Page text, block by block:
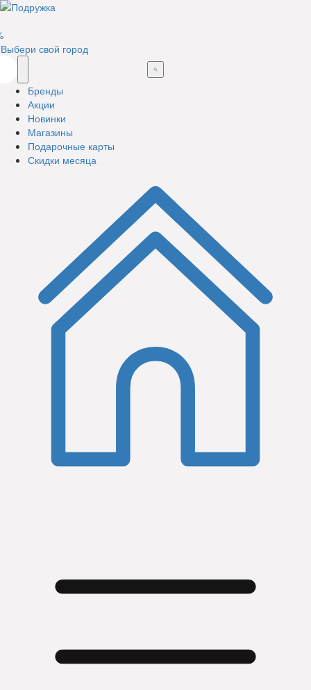
Выбери свой город
Бренды
Акции
Новинки
Магазины
Подарочные карты
Скидки месяца